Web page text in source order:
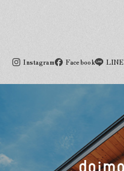
Instagram Facebook LINE